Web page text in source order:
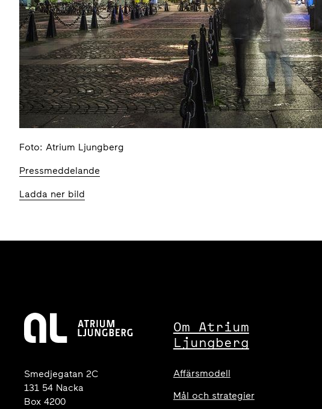
Foto: Atrium Ljungberg
Pressmeddelande
Ladda ner bild
Smedjegatan 2C
131 54 Nacka
Box 4200
Om Atrium
Ljungberg
Affärsmodell
Mål och strategier